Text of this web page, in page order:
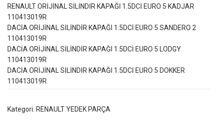
RENAULT ORİJİNAL SİLİNDİR KAPAĞI 1.5DCİ EURO 5 KADJAR
110413019R
DACİA ORİJİNAL SİLİNDİR KAPAĞI 1.5DCİ EURO 5 SANDERO 2
110413019R
DACİA ORİJİNAL SİLİNDİR KAPAĞI 1.5DCİ EURO 5 LODGY
110413019R
DACİA ORİJİNAL SİLİNDİR KAPAĞI 1.5DCİ EURO 5 DOKKER
110413019R
Kategori: RENAULT YEDEK PARÇA